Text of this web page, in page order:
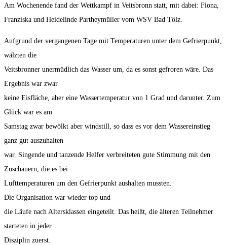
Am Wochenende fand der Wettkampf in Veitsbronn statt, mit dabei: Fiona,
Franziska und Heidelinde Partheymüller vom WSV Bad Tölz.
Aufgrund der vergangenen Tage mit Temperaturen unter dem Gefrierpunkt,
wälzten die
Veitsbronner unermüdlich das Wasser um, da es sonst gefroren wäre. Das
Ergebnis war zwar
keine Eisfläche, aber eine Wassertemperatur von 1 Grad und darunter. Zum
Glück war es am
Samstag zwar bewölkt aber windstill, so dass es vor dem Wassereinstieg
ganz gut auszuhalten
war. Singende und tanzende Helfer verbreiteten gute Stimmung mit den
Zuschauern, die es bei
Lufttemperaturen um den Gefrierpunkt aushalten mussten.
Die Organisation war wieder top und
die Läufe nach Altersklassen eingeteilt. Das heißt, die älteren Teilnehmer
starteten in jeder
Disziplin zuerst.